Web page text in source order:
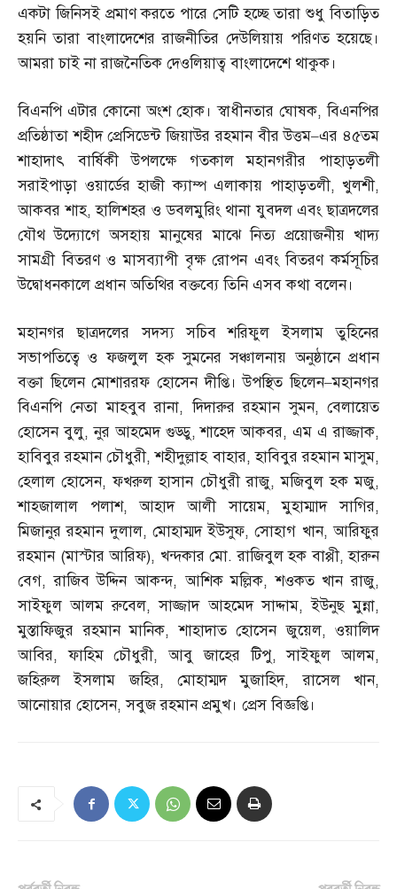
একটা জিনিসই প্রমাণ করতে পারে সেটি হচ্ছে তারা শুধু বিতাড়িত
হয়নি তারা বাংলাদেশের রাজনীতির দেউলিয়ায় পরিণত হয়েছে।
আমরা চাই না রাজনৈতিক দেওলিয়াত্ব বাংলাদেশে থাকুক।
বিএনপি এটার কোনো অংশ হোক। স্বাধীনতার ঘোষক,বিএনপির
প্রতিষ্ঠাতা শহীদ প্রেসিডেন্ট জিয়াউর রহমান বীর উত্তম–এর ৪৫তম
শাহাদাৎ বার্ষিকী উপলক্ষে গতকাল মহানগরীর পাহাড়তলী
সরাইপাড়া ওয়ার্ডের হাজী ক্যাম্প এলাকায় পাহাড়তলী, খুলশী,
আকবর শাহ,হালিশহর ও ডবলমুরিং থানা যুবদল এবং ছাত্রদলের
যৌথ উদ্যোগে অসহায় মানুষের মাঝে নিত্য প্রয়োজনীয় খাদ্য
সামগ্রী বিতরণ ও মাসব্যাপী বৃক্ষ রোপন এবং বিতরণ কর্মসূচির
উদ্বোধনকালে প্রধান অতিথির বক্তব্যে তিনি এসব কথা বলেন।
মহানগর ছাত্রদলের সদস্য সচিব শরিফুল ইসলাম তুহিনের
সভাপতিত্বে ও ফজলুল হক সুমনের সঞ্চালনায় অনুষ্ঠানে প্রধান
বক্তা ছিলেন মোশাররফ হোসেন দীপ্তি। উপস্থিত ছিলেন–মহানগর
বিএনপি নেতা মাহবুব রানা,দিদারুর রহমান সুমন,বেলায়েত
হোসেন বুলু,নুর আহমেদ গুড্ডু,শাহেদ আকবর,এম এ রাজ্জাক,
হাবিবুর রহমান চৌধুরী,শহীদুল্লাহ বাহার,হাবিবুর রহমান মাসুম,
হেলাল হোসেন,ফখরুল হাসান চৌধুরী রাজু,মজিবুল হক মজু,
শাহজালাল পলাশ,আহাদ আলী সায়েম,মুহাম্মাদ সাগির,
মিজানুর রহমান দুলাল, মোহাম্মদ ইউসুফ,সোহাগ খান,আরিফুর
রহমান (মাস্টার আরিফ), খন্দকার মো.রাজিবুল হক বাপ্পী,হারুন
বেগ,রাজিব উদ্দিন আকন্দ,আশিক মল্লিক,শওকত খান রাজু,
সাইফুল আলম রুবেল,সাজ্জাদ আহমেদ সাদ্দাম,ইউনুছ মুন্না,
মুস্তাফিজুর রহমান মানিক,শাহাদাত হোসেন জুয়েল, ওয়ালিদ
আবির,ফাহিম চৌধুরী,আবু জাহের টিপু,সাইফুল আলম,
জহিরুল ইসলাম জহির,মোহাম্মদ মুজাহিদ,রাসেল খান,
আনোয়ার হোসেন,সবুজ রহমান প্রমুখ। প্রেস বিজ্ঞপ্তি।